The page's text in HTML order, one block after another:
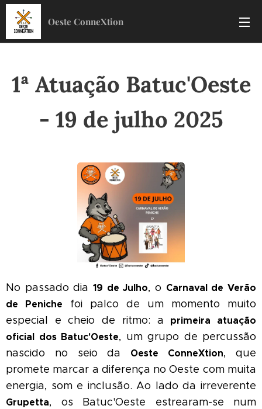
Oeste ConneXtion
1ª Atuação Batuc'Oeste
- 19 de julho 2025
No passado dia 19 de Julho, o Carnaval de Verão
de Peniche foi palco de um momento muito
especial e cheio de ritmo: a primeira atuação
oficial dos Batuc'Oeste, um grupo de percussão
nascido no seio da Oeste ConneXtion, que
promete marcar a diferença no Oeste com muita
energia, som e inclusão. Ao lado da irreverente
Grupetta, os Batuc'Oeste estrearam-se num